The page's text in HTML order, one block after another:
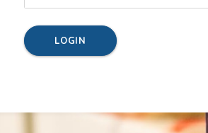
LOGIN